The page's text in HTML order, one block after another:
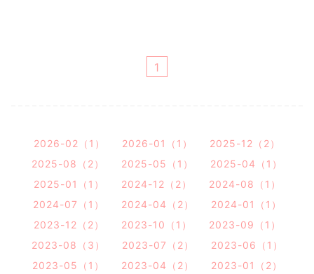
1
2026-02（1） 2026-01（1）
2025-12（2）
2025-08（2）
2025-05（1）
2025-04（1）
2025-01（1）
2024-12（2）
2024-08（1）
2024-07（1）
2024-04（2）
2024-01（1）
2023-12（2）
2023-10（1）
2023-09（1）
2023-08（3）
2023-07（2）
2023-06（1）
2023-05（1）
2023-04（2）
2023-01（2）